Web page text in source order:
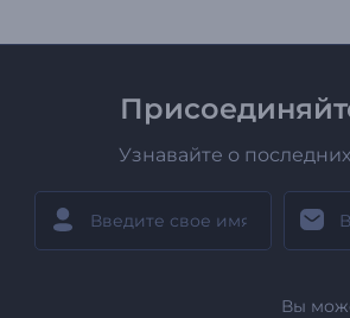
Узнавайте о
Вы